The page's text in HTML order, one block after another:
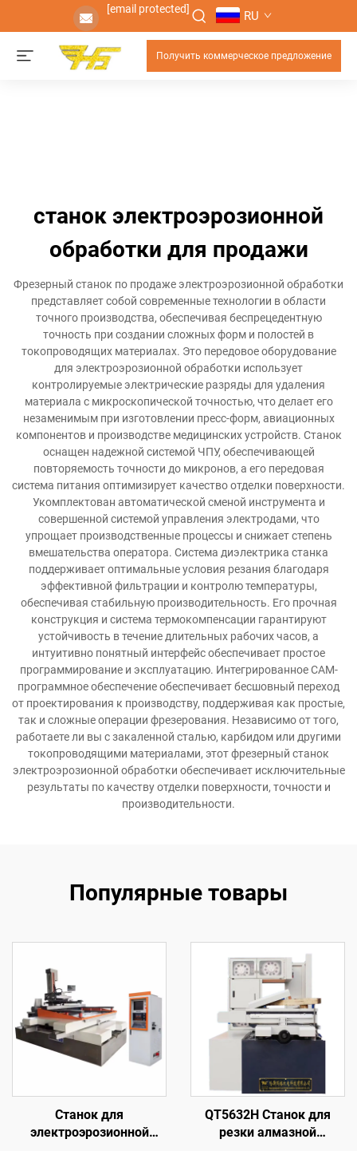
[email protected] RU
Получить коммерческое предложение
станок электроэрозионной
обработки для продажи
Фрезерный станок по продаже электроэрозионной обработки
представляет собой современные технологии в области
точного производства, обеспечивая беспрецедентную
точность при создании сложных форм и полостей в
токопроводящих материалах. Это передовое оборудование
для электроэрозионной обработки использует
контролируемые электрические разряды для удаления
материала с микроскопической точностью, что делает его
незаменимым при изготовлении пресс-форм, авиационных
компонентов и производстве медицинских устройств. Станок
оснащен надежной системой ЧПУ, обеспечивающей
повторяемость точности до микронов, а его передовая
система питания оптимизирует качество отделки поверхности.
Укомплектован автоматической сменой инструмента и
совершенной системой управления электродами, что
упрощает производственные процессы и снижает степень
вмешательства оператора. Система диэлектрика станка
поддерживает оптимальные условия резания благодаря
эффективной фильтрации и контролю температуры,
обеспечивая стабильную производительность. Его прочная
конструкция и система термокомпенсации гарантируют
устойчивость в течение длительных рабочих часов, а
интуитивно понятный интерфейс обеспечивает простое
программирование и эксплуатацию. Интегрированное CAM-
программное обеспечение обеспечивает бесшовный переход
от проектирования к производству, поддерживая как простые,
так и сложные операции фрезерования. Независимо от того,
работаете ли вы с закаленной сталью, карбидом или другими
токопроводящими материалами, этот фрезерный станок
электроэрозионной обработки обеспечивает исключительные
результаты по качеству отделки поверхности, точности и
производительности.
Популярные товары
Станок для
электроэрозионной
QT5632H Станок для
резки алмазной